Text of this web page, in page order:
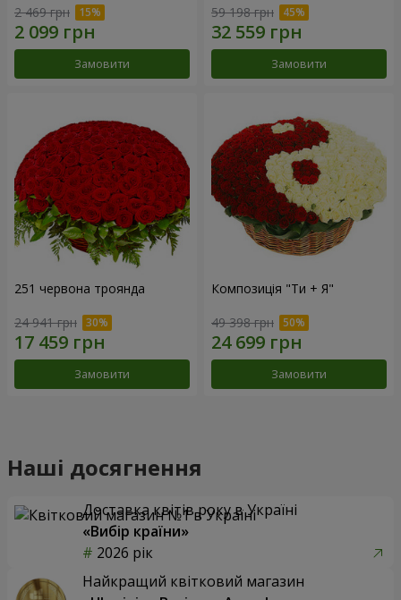
2 469 грн
Замовити
59 198 грн
Замовити
251 червона троянда
24 941 грн
Замовити
Композиція "Ти + Я"
49 398 грн
Замовити
Наші досягнення
Доставка квітів року в Україні
«Вибір країни»
2026 рік
Найкращий квітковий магазин